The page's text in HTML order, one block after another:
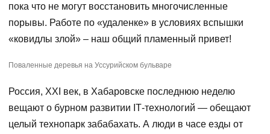
пока что не могут восстановить многочисленные
порывы. Работе по «удаленке» в условиях вспышки
«ковидлы злой» – наш общий пламенный привет!
Поваленные деревья на Уссурийском бульваре
Россия, XXI век, в Хабаровске последнюю неделю
вещают о бурном развитии IТ-технологий — обещают
целый технопарк забабахать. А люди в часе езды от